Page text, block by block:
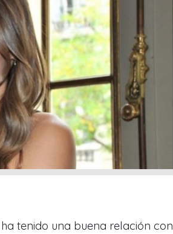
tenido una buena relación con